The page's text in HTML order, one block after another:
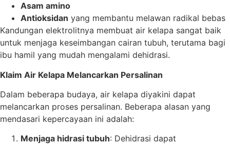
Asam amino
Antioksidan yang membantu melawan radikal bebas
Kandungan elektrolitnya membuat air kelapa sangat baik
untuk menjaga keseimbangan cairan tubuh, terutama bagi
ibu hamil yang mudah mengalami dehidrasi.
Klaim Air Kelapa Melancarkan Persalinan
Dalam beberapa budaya, air kelapa diyakini dapat
melancarkan proses persalinan. Beberapa alasan yang
mendasari kepercayaan ini adalah:
Menjaga hidrasi tubuh: Dehidrasi dapat